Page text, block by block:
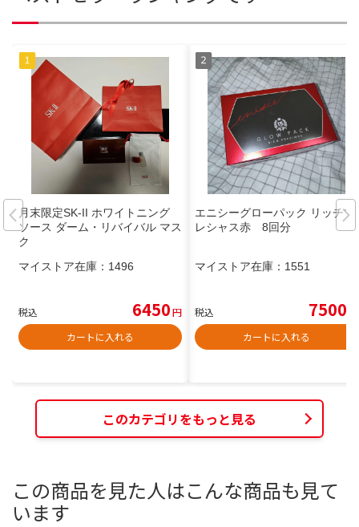
月末限定SK-II ホワイトニング
ソース ダーム・リバイバル マス
ク
マイストア在庫： 1496
税込 6450円
カートに入れる
エニシーグローパック リッチプ
レシャス赤 8回分
マイストア在庫： 1551
税込 7500
カートに入れる
このカテゴリをもっと見る
この商品を見た人はこんな商品も見て
います